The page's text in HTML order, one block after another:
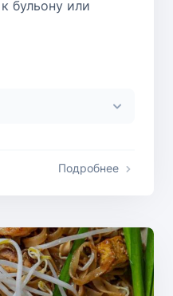
бульону или
Подробнее